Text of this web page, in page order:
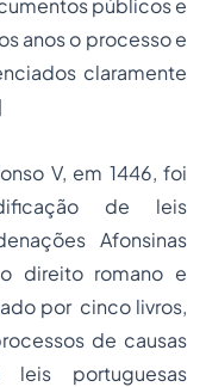
públicos e
anos o processo e
claramente
V, em 1446, foi
de leis
Afonsinas
direito romano e
por cinco livros,
de causas
portuguesas